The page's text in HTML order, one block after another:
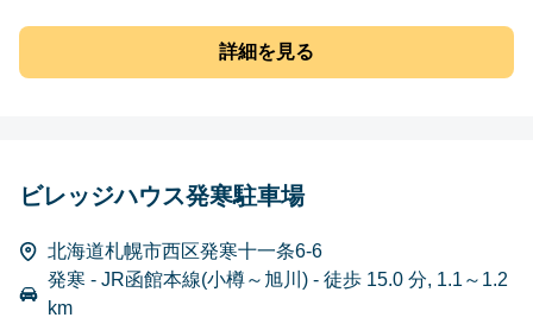
詳細を見る
ビレッジハウス発寒駐車場
北海道札幌市西区発寒十一条6-6
発寒 - JR函館本線(小樽～旭川) - 徒歩 15.0 分, 1.1～1.2
km